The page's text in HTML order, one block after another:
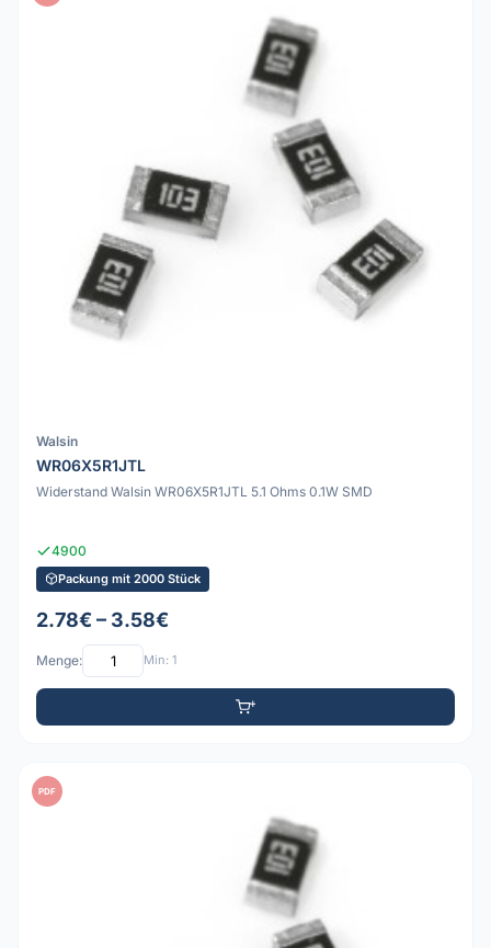
Walsin
WR06X5R1JTL
Widerstand Walsin WR06X5R1JTL 5.1 Ohms 0.1W SMD
4900
Packung mit 2000 Stück
2.78€ – 3.58€
Menge: Min: 1
PDF